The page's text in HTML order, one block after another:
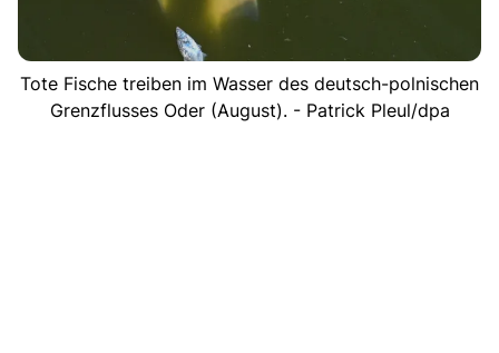
Tote Fische treiben im Wasser des deutsch-polnischen
Grenzflusses Oder (August). - Patrick Pleul/dpa